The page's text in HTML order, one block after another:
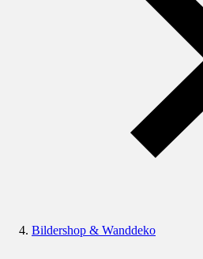
Bildershop & Wanddeko